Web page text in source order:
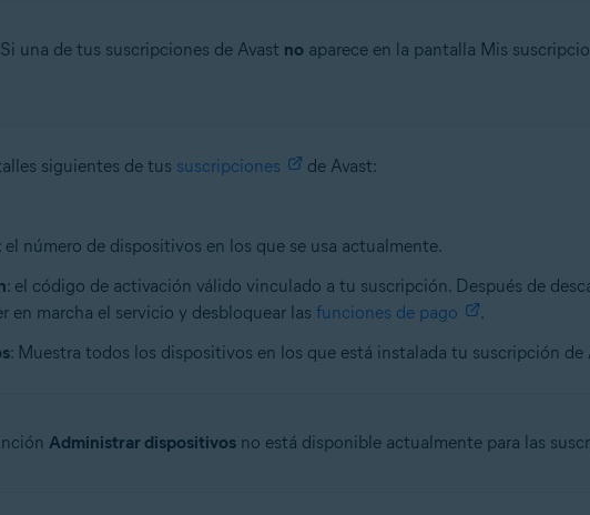
Si una de tus suscripciones de Avast no aparece en la pantalla Mis
siguientes de tus suscripciones de Avast:
: el número de dispositivos en los que se usa actualmente.
: el código de activación válido vinculado a tu suscripción. Después de
en marcha el servicio y desbloquear las funciones de pago
.
: Muestra todos los dispositivos en los que está instalada tu suscripción
Administrar dispositivosno está disponible actualmente para las